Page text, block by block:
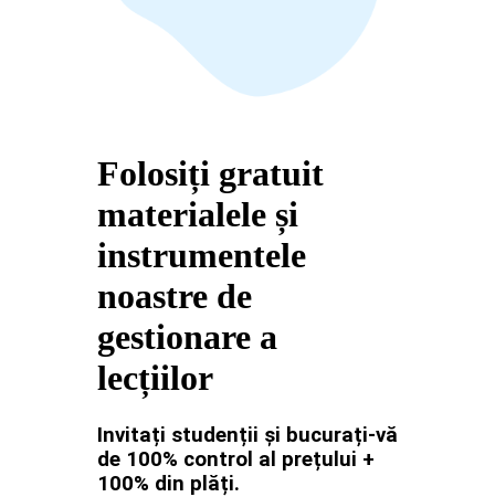
Folosiți gratuit
materialele și
instrumentele
noastre de
gestionare a
lecțiilor
Invitați studenții și bucurați-vă
de 100% control al prețului +
100% din plăți.